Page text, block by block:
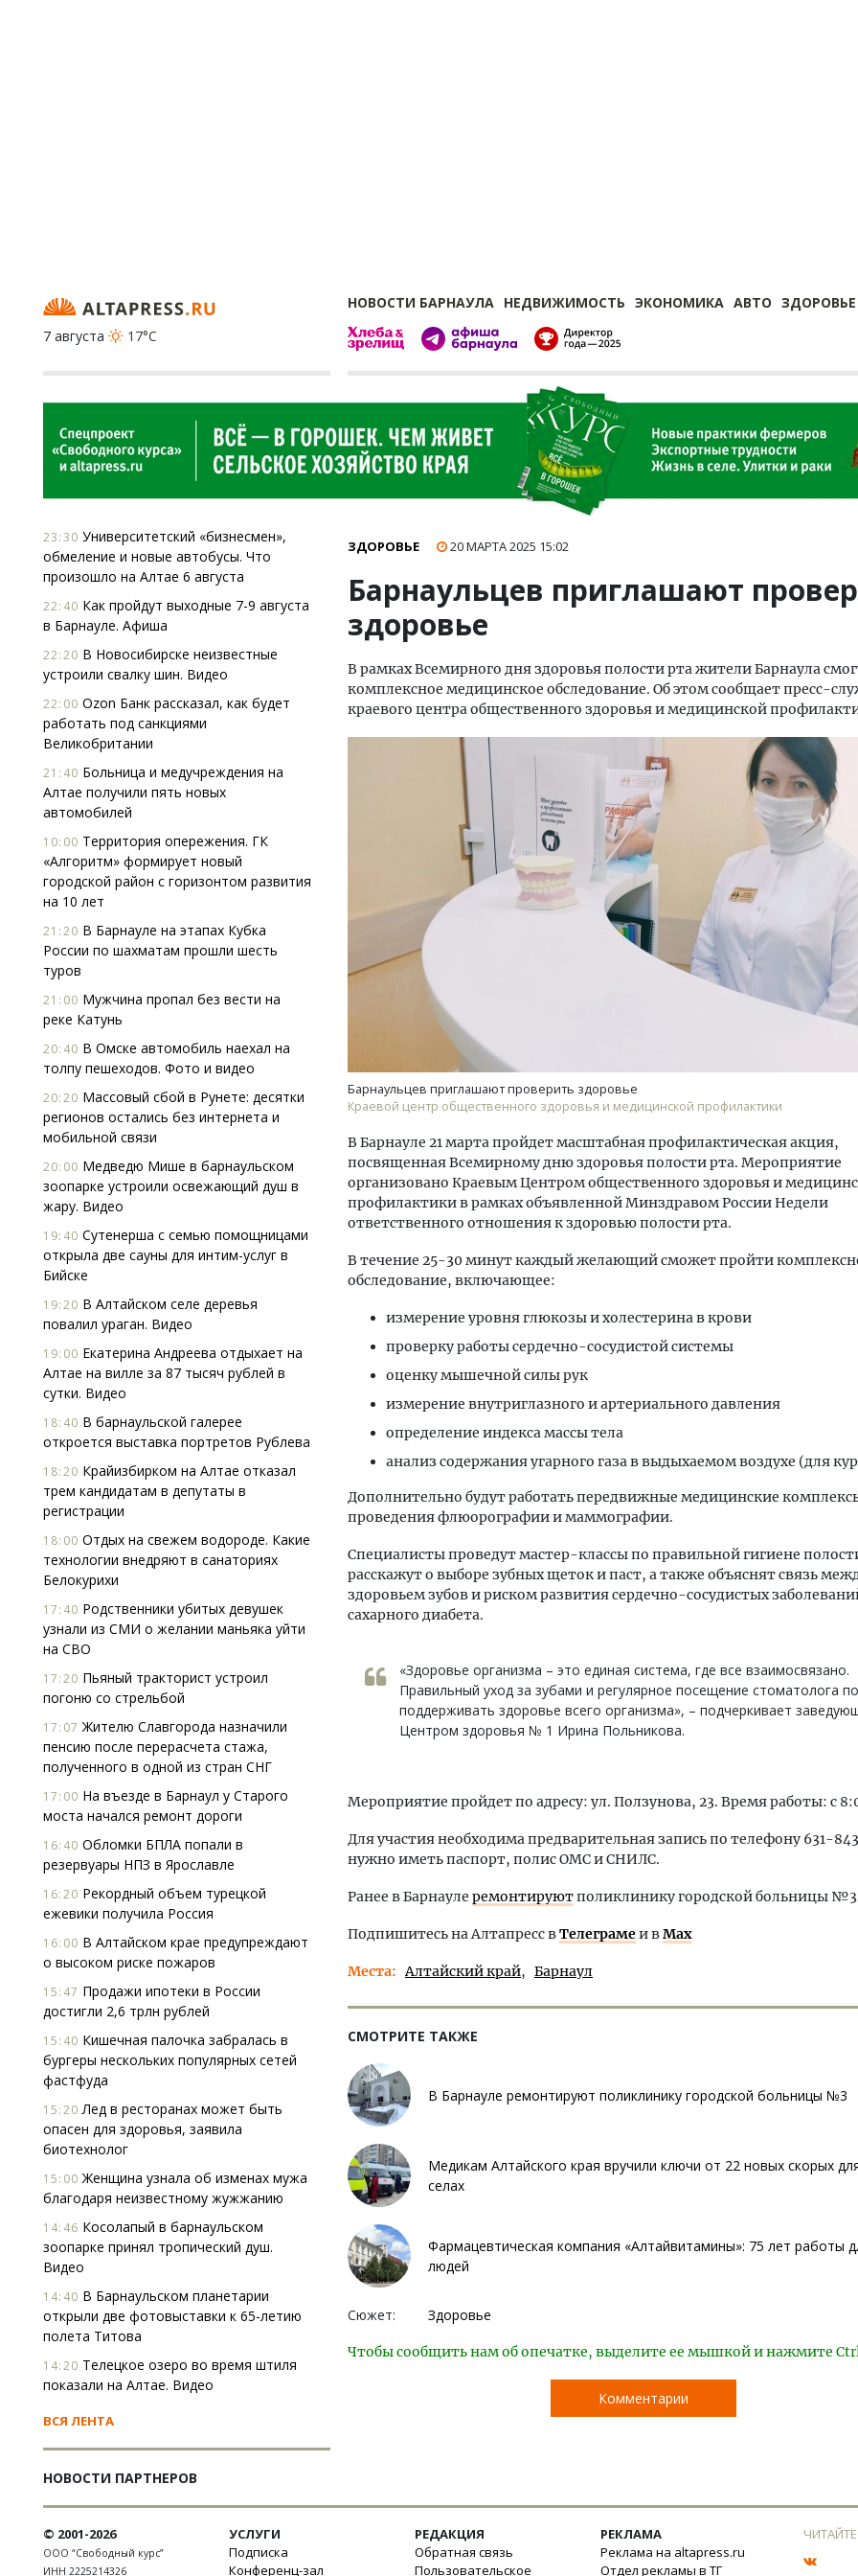
НОВОСТИ БАРНАУЛА НЕДВИЖИМОСТЬ ЭКОНОМИКА АВТО ЗДОРОВЬЕ
7 августа
17°C
23:30 Университетский «бизнесмен»,
обмеление и новые автобусы. Что
произошло на Алтае 6 августа
22:40 Как пройдут выходные 7-9 августа
в Барнауле. Афиша
22:20 В Новосибирске неизвестные
устроили свалку шин. Видео
22:00 Ozon Банк рассказал, как будет
работать под санкциями
Великобритании
21:40 Больница и медучреждения на
Алтае получили пять новых
автомобилей
10:00 Территория опережения. ГК
«Алгоритм» формирует новый
городской район с горизонтом развития
на 10 лет
21:20 В Барнауле на этапах Кубка
России по шахматам прошли шесть
туров
21:00 Мужчина пропал без вести на
реке Катунь
20:40 В Омске автомобиль наехал на
толпу пешеходов. Фото и видео
20:20 Массовый сбой в Рунете: десятки
регионов остались без интернета и
мобильной связи
20:00 Медведю Мише в барнаульском
зоопарке устроили освежающий душ в
жару. Видео
19:40 Сутенерша с семью помощницами
открыла две сауны для интим-услуг в
Бийске
19:20 В Алтайском селе деревья
повалил ураган. Видео
19:00 Екатерина Андреева отдыхает на
Алтае на вилле за 87 тысяч рублей в
сутки. Видео
18:40 В барнаульской галерее
откроется выставка портретов Рублева
18:20 Крайизбирком на Алтае отказал
трем кандидатам в депутаты в
регистрации
18:00 Отдых на свежем водороде. Какие
технологии внедряют в санаториях
Белокурихи
17:40 Родственники убитых девушек
узнали из СМИ о желании маньяка уйти
на СВО
17:20 Пьяный тракторист устроил
погоню со стрельбой
17:07 Жителю Славгорода назначили
пенсию после перерасчета стажа,
полученного в одной из стран СНГ
17:00 На въезде в Барнаул у Старого
моста начался ремонт дороги
16:40 Обломки БПЛА попали в
резервуары НПЗ в Ярославле
16:20 Рекордный объем турецкой
ежевики получила Россия
16:00 В Алтайском крае предупреждают
о высоком риске пожаров
15:47 Продажи ипотеки в России
достигли 2,6 трлн рублей
15:40 Кишечная палочка забралась в
бургеры нескольких популярных сетей
фастфуда
15:20 Лед в ресторанах может быть
опасен для здоровья, заявила
биотехнолог
15:00 Женщина узнала об изменах мужа
благодаря неизвестному жужжанию
14:46 Косолапый в барнаульском
зоопарке принял тропический душ.
Видео
14:40 В Барнаульском планетарии
открыли две фотовыставки к 65-летию
полета Титова
14:20 Телецкое озеро во время штиля
показали на Алтае. Видео
ВСЯ ЛЕНТА
НОВОСТИ ПАРТНЕРОВ
ЗДОРОВЬЕ 20 МАРТА 2025 15:02
Барнаульцев приглашают
здоровье
В рамках Всемирного дня здоровья полости рта жители Барнаула
комплексное медицинское обследование. Об этом сообщает пресс-
краевого центра общественного здоровья и медицинской
Барнаульцев приглашают проверить здоровье
Краевой центр общественного здоровья и медицинской профилактики
В Барнауле 21 марта пройдет масштабная профилактическая акция,
посвященная Всемирному дню здоровья полости рта. Мероприятие
организовано Краевым Центром общественного здоровья и
профилактики в рамках объявленной Минздравом России Недели
ответственного отношения к здоровью полости рта.
В течение 25-30 минут каждый желающий сможет пройти
обследование, включающее:
измерение уровня глюкозы и холестерина в крови
проверку работы сердечно-сосудистой системы
оценку мышечной силы рук
измерение внутриглазного и артериального давления
определение индекса массы тела
анализ содержания угарного газа в выдыхаемом воздухе (для
Дополнительно будут работать передвижные медицинские
проведения флюорографии и маммографии.
Специалисты проведут мастер-классы по правильной гигиене
расскажут о выборе зубных щеток и паст, а также объяснят связь
здоровьем зубов и риском развития сердечно-сосудистых
сахарного диабета.
«Здоровье организма – это единая система, где все взаимосвязано.
Правильный уход за зубами и регулярное посещение стоматолога
поддерживать здоровье всего организма», – подчеркивает
Центром здоровья № 1 Ирина Польникова.
Мероприятие пройдет по адресу: ул. Ползунова, 23. Время работы: с
Для участия необходима предварительная запись по телефону 631-
нужно иметь паспорт, полис ОМС и СНИЛС.
Ранее в Барнауле ремонтируютполиклинику городской больницы
Подпишитесь на Алтапресс вТелеграмеи вMax
Места Алтайский край Барнаул
СМОТРИТЕ ТАКЖЕ
В Барнауле ремонтируют поликлинику городской больницы №3
Медикам Алтайского края вручили ключи от 22 новых скорых
селах
Фармацевтическая компания «Алтайвитамины»: 75 лет работы
людей
Сюжет: Здоровье
Чтобы сообщить нам об опечатке, выделите ее мышкой и нажмите
Комментарии
Архитектурный код
земли. Мощение
СТРОИТЕЛЬСТВО
© 2001-2026
ООО “Свободный курс”
ИНН 2225214326
УСЛУГИ
Подписка
Конференц-зал
РЕДАКЦИЯ
Обратная связь
Пользовательское
РЕКЛАМА
Реклама на altapress.ru
Отдел рекламы в ТГ